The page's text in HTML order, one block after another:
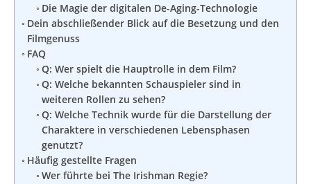
Die Magie der digitalen De-Aging-Technologie
Dein abschließender Blick auf die Besetzung und den
Filmgenuss
FAQ
Q: Wer spielt die Hauptrolle in dem Film?
Q: Welche bekannten Schauspieler sind in
weiteren Rollen zu sehen?
Q: Welche Technik wurde für die Darstellung der
Charaktere in verschiedenen Lebensphasen
genutzt?
Häufig gestellte Fragen
Wer führte bei The Irishman Regie?